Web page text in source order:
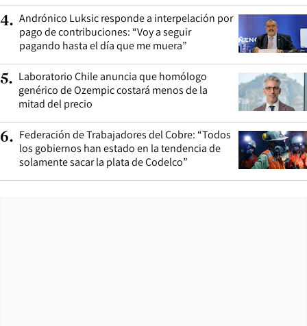
4. Andrónico Luksic responde a interpelación por
pago de contribuciones: “Voy a seguir
pagando hasta el día que me muera”
5. Laboratorio Chile anuncia que homólogo
genérico de Ozempic costará menos de la
mitad del precio
6. Federación de Trabajadores del Cobre: “Todos
los gobiernos han estado en la tendencia de
solamente sacar la plata de Codelco”